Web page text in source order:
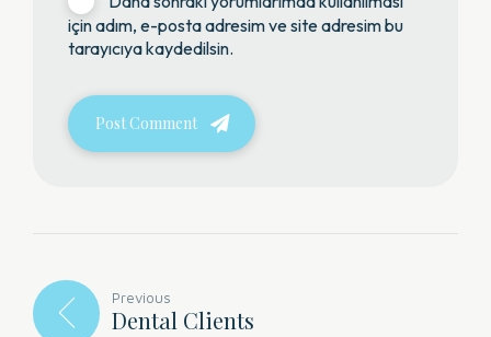
için adım, e-posta adresim ve site adresim bu
tarayıcıya kaydedilsin.
Post Comment
Previous
Dental Clients